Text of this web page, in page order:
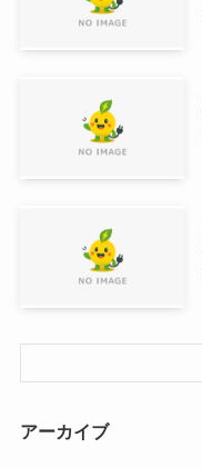
アーカイブ